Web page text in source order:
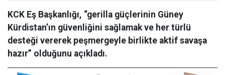
KCK Eş Başkanlığı, “gerilla güçlerinin Güney
Kürdistan’ın güvenliğini sağlamak ve her türlü
desteği vererek peşmergeyle birlikte aktif savaşa
hazır” olduğunu açıkladı.